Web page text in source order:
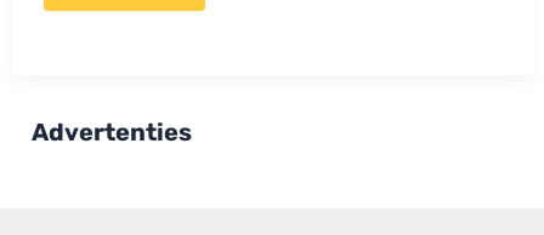
wijze
Advertenties